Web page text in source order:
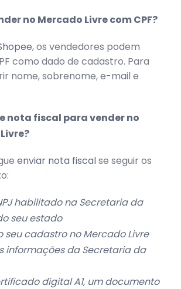
no Mercado Livre com CPF?
, os vendedores podem
como dado de cadastro. Para
nome, sobrenome, e-mail e
nota fiscal para vender no
enviar nota fiscalse seguir os
habilitado na Secretaria da
seu estado
seu cadastro no Mercado Livre
informações da Secretaria da
digital A1, um documento